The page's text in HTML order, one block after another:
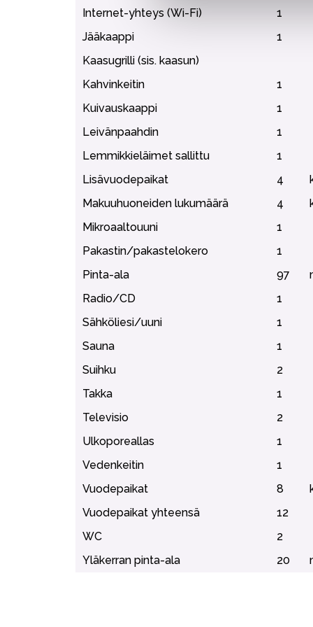
Internet-yhteys (Wi-Fi)
1
Jääkaappi
1
Kaasugrilli (sis. kaasun)
Kahvinkeitin
1
Kuivauskaappi
1
Leivänpaahdin
1
Lemmikkieläimet sallittu
1
Lisävuodepaikat
4
Makuuhuoneiden lukumäärä
4
Mikroaaltouuni
1
Pakastin/pakastelokero
1
Pinta-ala
97
Radio/CD
1
Sähköliesi/uuni
1
Sauna
1
Suihku
2
Takka
1
Televisio
2
Ulkoporeallas
1
Vedenkeitin
1
Vuodepaikat
8
Vuodepaikat yhteensä
12
WC
2
Yläkerran pinta-ala
20